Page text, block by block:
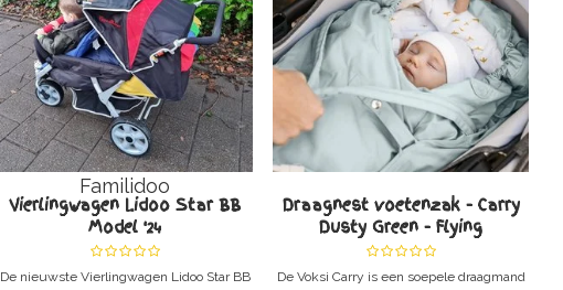
Familidoo
Vierlingwagen Lidoo Star BB
Model '24
De nieuwste Vierlingwagen Lidoo Star BB
Draagnest voetenzak - Carry
Dusty Green - Flying
De Voksi Carry is een soepele draagmand